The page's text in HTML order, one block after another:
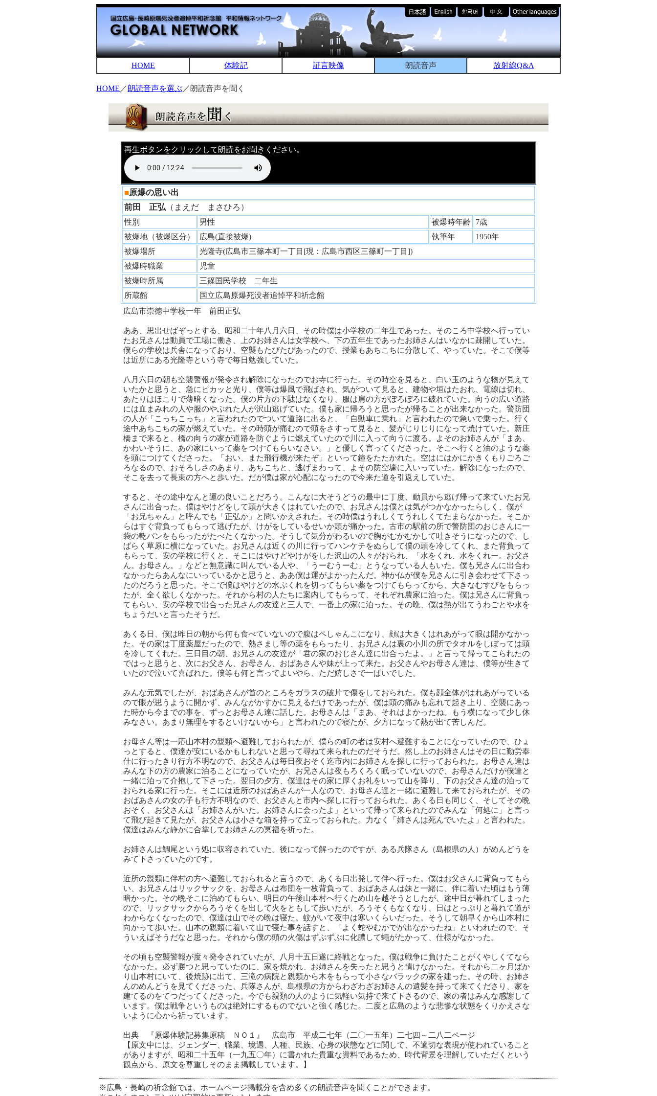
HOME 体験記 証言映像 朗読音声 放射線Q&A
HOME ／朗読音声を選ぶ ／朗読音声を聞く
再生ボタンをクリックして朗読をお聞きください。
■原爆の思い出
前田 正弘 （まえだ まさひろ）
性別 男性 被爆時年齢
7歳
被爆地（被爆区分）
広島(直接被爆) 執筆年
1950年
被爆場所
光隆寺(広島市三篠本町一丁目[現：広島市西区三篠町一丁目])
被爆時職業
児童
被爆時所属
三篠国民学校 二年生
所蔵館
国立広島原爆死没者追悼平和祈念館
広島市崇徳中学校一年 前田正弘
ああ、思出せばぞっとする、昭和二十年八月六日、その時僕は小学校の二年生であった。そのころ中学校へ行ってい
たお兄さんは動員で工場に働き、上のお姉さんは女学校へ、下の五年生であったお姉さんはいなかに疎開していた。
僕らの学校は兵舎になっており、空襲もたびたびあったので、授業もあちこちに分散して、やっていた。そこで僕等
は近所にある光隆寺という寺で毎日勉強していた。
八月六日の朝も空襲警報が発令され解除になったのでお寺に行った。その時空を見ると、白い玉のような物が見えて
いたかと思うと、急にピカッと光り、僕等は爆風で飛ばされ、気がついて見ると、建物や垣はたおれ、電線は切れ、
あたりはほこりで薄暗くなった。僕の片方の下駄はなくなり、服は肩の方がぼろぼろに破れていた。向うの広い道路
には血まみれの人や服のやぶれた人が沢山逃げていた。僕も家に帰ろうと思ったが帰ることが出来なかった。警防団
の人が「こっちこっち」と言われたのでついて道路に出ると、「自動車に乗れ」と言われたので急いで乗った。行く
途中あちこちの家が燃えていた。その時頭が痛むので頭をさすって見ると、髪がじりじりになって焼けていた。新庄
橋まで来ると、橋の向うの家が道路を防ぐように燃えていたので川に入って向うに渡る。よそのお姉さんが「まあ、
かわいそうに、あの家にいって薬をつけてもらいなさい。」と優しく言ってくださった。そこへ行くと油のような薬
を頭につけてくださった。「おい、また飛行機が来たぞ」といって鐘をたたかれた。空はにはかにかきくもりごろご
ろなるので、おそろしさのあまり、あちこちと、逃げまわって、よその防空壕に入いっていた。解除になったので、
そこを去って長束の方へと歩いた。だが僕は家が心配になったので今来た道を引返えしていた。
すると、その途中なんと運の良いことだろう。こんなに大そうどうの最中に丁度、動員から逃げ帰って来ていたお兄
さんに出合った。僕はやけどをして頭が大きくはれていたので、お兄さんは僕とは気がつかなかったらしく、僕が
「お兄ちゃん」と呼んでも「正弘か」と問いかえされた。その時僕はうれしくてうれしくてたまらなかった。そこか
らはすぐ背負ってもらって逃げたが、けがをしているせいか頭が痛かった。古市の駅前の所で警防団のおじさんに一
袋の乾パンをもらったがたべたくなかった。そうして気分がわるいので胸がむかむかして吐きそうになったので、し
ばらく草原に横になっていた。お兄さんは近くの川に行ってハンケチをぬらして僕の頭を冷してくれ、また背負って
もらって、安の学校に行くと、そこにはやけどやけがをした沢山の人々がおられ、「水をくれ、水をくれー。お父さ
ん。お母さん。」などと無意識に叫んでいる人や、「うーむうーむ」とうなっている人もいた。僕も兄さんに出合わ
なかったらあんなにいっているかと思うと、ああ僕は運がよかったんだ。神か仏が僕を兄さんに引き会わせて下さっ
たのだろうと思った。そこで僕はやけどの水ぶくれを切ってもらい薬をつけてもらってから、大きなむすびをもらっ
たが、全く欲しくなかった。それから村の人たちに案内してもらって、それぞれ農家に泊った。僕は兄さんに背負っ
てもらい、安の学校で出合った兄さんの友達と三人で、一番上の家に泊った。その晩、僕は熱が出てうわごとや水を
ちょうだいと言ったそうだ。
あくる日、僕は昨日の朝から何も食べていないので腹はペしゃんこになり、顔は大きくはれあがって眼は開かなかっ
た。その家は丁度薬屋だったので、熱さまし等の薬をもらったり、お兄さんは裏の小川の所でタオルをしぼっては頭
を冷してくれた。三日目の朝、お兄さんの友達が「君の家のおじさん達に出合ったよ。」と言って帰ってこられたの
ではっと思うと、次にお父さん、お母さん、おばあさんや妹が上って来た。お父さんやお母さん達は、僕等が生きて
いたので泣いて喜ばれた。僕等も何と言ってよいやら、ただ嬉しさで一ぱいでした。
みんな元気でしたが、おばあさんが首のところをガラスの破片で傷をしておられた。僕も顔全体がはれあがっている
ので眼が思うように開かず、みんながかすかに見えるだけであったが、僕は頭の痛みも忘れて起き上り、空襲にあっ
た時から今までの事を、ずっとお母さん達に話した。お母さんは「まあ、それはよかったね。もう横になって少し休
みなさい。あまり無理をするといけないから」と言われたので寝たが、夕方になって熱が出て苦しんだ。
お母さん等は一応山本村の親類へ避難しておられたが、僕らの町の者は安村へ避難することになっていたので、ひょ
っとすると、僕達が安にいるかもしれないと思って尋ねて来られたのだそうだ。然し上のお姉さんはその日に勤労奉
仕に行ったきり行方不明なので、お父さんは毎日夜おそく迄市内にお姉さんを探しに行っておられた。お母さん達は
みんな下の方の農家に泊ることになっていたが、お兄さんは夜もろくろく眠っていないので、お母さんだけが僕達と
一緒に泊って介抱して下さった。翌日の夕方、僕達はその家に厚くお礼をいって山を降り、下のお父さん達の泊って
おられる家に行った。そこには近所のおばあさんが一人なので、お母さん達と一緒に避難して来ておられたが、その
おばあさんの女の子も行方不明なので、お父さんと市内へ探しに行っておられた。あくる日も同じく、そしてその晩
おそく、お父さんは「お姉さんがいた。お姉さんに会ったよ」といって帰って来られたのでみんな「何処に」と言っ
て飛び起きて見たが、お父さんは小さな箱を持って立っておられた。力なく「姉さんは死んでいたよ」と言われた。
僕達はみんな静かに合掌してお姉さんの冥福を祈った。
お姉さんは鯛尾という処に収容されていた。後になって解ったのですが、ある兵隊さん（島根県の人）がめんどうを
みて下さっていたのです。
近所の親類に伴村の方へ避難しておられると言うので、あくる日出発して伴へ行った。僕はお父さんに背負ってもら
い、お兄さんはリックサックを、お母さんは布団を一枚背負って、おばあさんは妹と一緒に、伴に着いた頃はもう薄
暗かった。その晩そこに泊めてもらい、明日の午後山本村へ行くため山を越そうとしたが、途中日が暮れてしまった
ので、リックサックからろうそくを出して火をともして歩いたが、ろうそくもなくなり、日はとっぷりと暮れて道が
わからなくなったので、僕達は山でその晩は寝た。蚊がいて夜中は寒いくらいだった。そうして朝早くから山本村に
向かって歩いた。山本の親類に着いて山で寝た事を話すと、「よく蛇やむかでが出なかったね」といわれたので、そ
ういえばそうだなと思った。それから僕の頭の火傷はずぶずぶに化膿して蠅がたかって、仕様がなかった。
その頃も空襲警報が度々発令されていたが、八月十五日遂に終戦となった。僕は戦争に負けたことがくやしくてなら
なかった。必ず勝つと思っていたのに、家を焼かれ、お姉さんを失ったと思うと情けなかった。それから二ヶ月ばか
り山本村にいて、後焼跡に出て、三滝の病院と親類から木をもらって小さなバラックの家を建った。その時、お姉さ
んのめんどうを見てくださった、兵隊さんが、島根県の方からわざわざお姉さんの遺髪を持って来てくださり、家を
建てるのをてつだってくださった。今でも親類の人のように気軽い気持で来て下さるので、家の者はみんな感謝して
います。僕は戦争というものは絶対にするものでないと強く感じた。二度と広島のような悲惨な状態をくりかえさな
いように心から祈っています。
出典 『原爆体験記募集原稿 ＮＯ１』 広島市 平成二七年（二〇一五年）二七四～二八二ページ
【原文中には、ジェンダー、職業、境遇、人種、民族、心身の状態などに関して、不適切な表現が使われていること
がありますが、昭和二十五年（一九五〇年）に書かれた貴重な資料であるため、時代背景を理解していただくという
観点から、原文を尊重しそのまま掲載しています。】
※広島・長崎の祈念館では、ホームページ掲載分を含め多くの朗読音声を聞くことができます。